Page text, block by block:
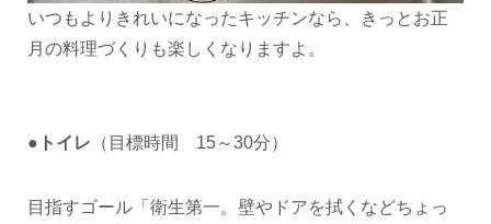
いつもよりきれいになったキッチンなら、きっとお正
月の料理づくりも楽しくなりますよ。
●トイレ （目標時間 15～30分）
目指すゴール「衛生第一。壁やドアを拭くなどちょっ